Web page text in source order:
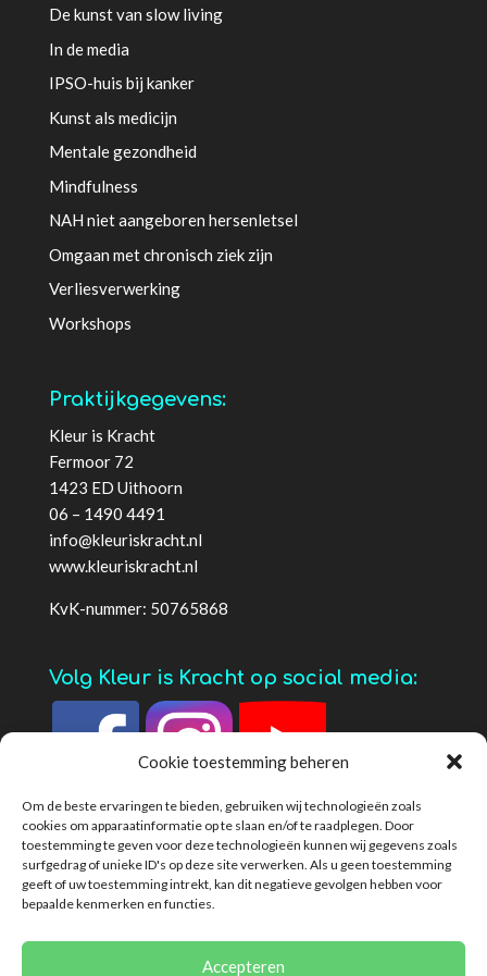
Cookie toestemming beheren
Om de beste ervaringen te bieden, gebruiken wij technologieën zoals
cookies om apparaatinformatie op te slaan en/of te raadplegen. Door
toestemming te geven voor deze technologieën kunnen wij gegevens zoals
surfgedrag of unieke ID's op deze site verwerken. Als u geen toestemming
geeft of uw toestemming intrekt, kan dit negatieve gevolgen hebben voor
bepaalde kenmerken en functies.
Accepteren
De kunst van slow living
In de media
IPSO-huis bij kanker
Kunst als medicijn
Mentale gezondheid
Mindfulness
NAH niet aangeboren hersenletsel
Omgaan met chronisch ziek zijn
Verliesverwerking
Workshops
Praktijkgegevens:
Kleur is Kracht
Fermoor 72
1423 ED Uithoorn
06 – 1490 4491
info@kleuriskracht.nl
www.kleuriskracht.nl
KvK-nummer: 50765868
Volg Kleur is Kracht op social media:
Cookies
Disclaimer Klachtenregeling